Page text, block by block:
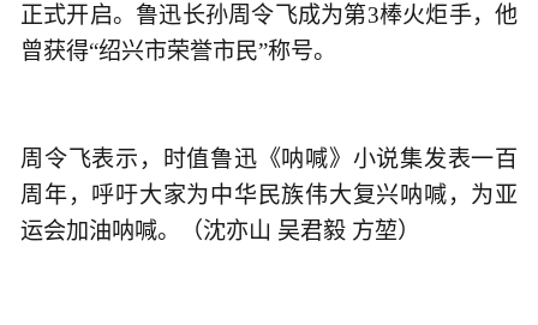
正式开启。鲁迅长孙周令飞成为第3棒火炬手，他
曾获得“绍兴市荣誉市民”称号。
周令飞表示，时值鲁迅《呐喊》小说集发表一百
周年，呼吁大家为中华民族伟大复兴呐喊，为亚
运会加油呐喊。（沈亦山 吴君毅 方堃）